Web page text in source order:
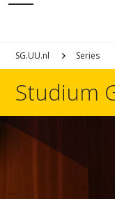
SG.UU.nl Series
Studium